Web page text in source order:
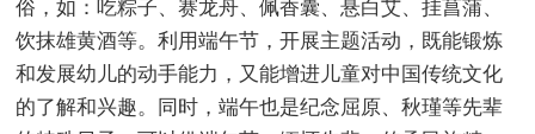
俗，如：吃粽子、赛龙舟、佩香囊、悬白艾、挂菖蒲、
饮抹雄黄酒等。利用端午节，开展主题活动，既能锻炼
和发展幼儿的动手能力，又能增进儿童对中国传统文化
的了解和兴趣。同时，端午也是纪念屈原、秋瑾等先辈